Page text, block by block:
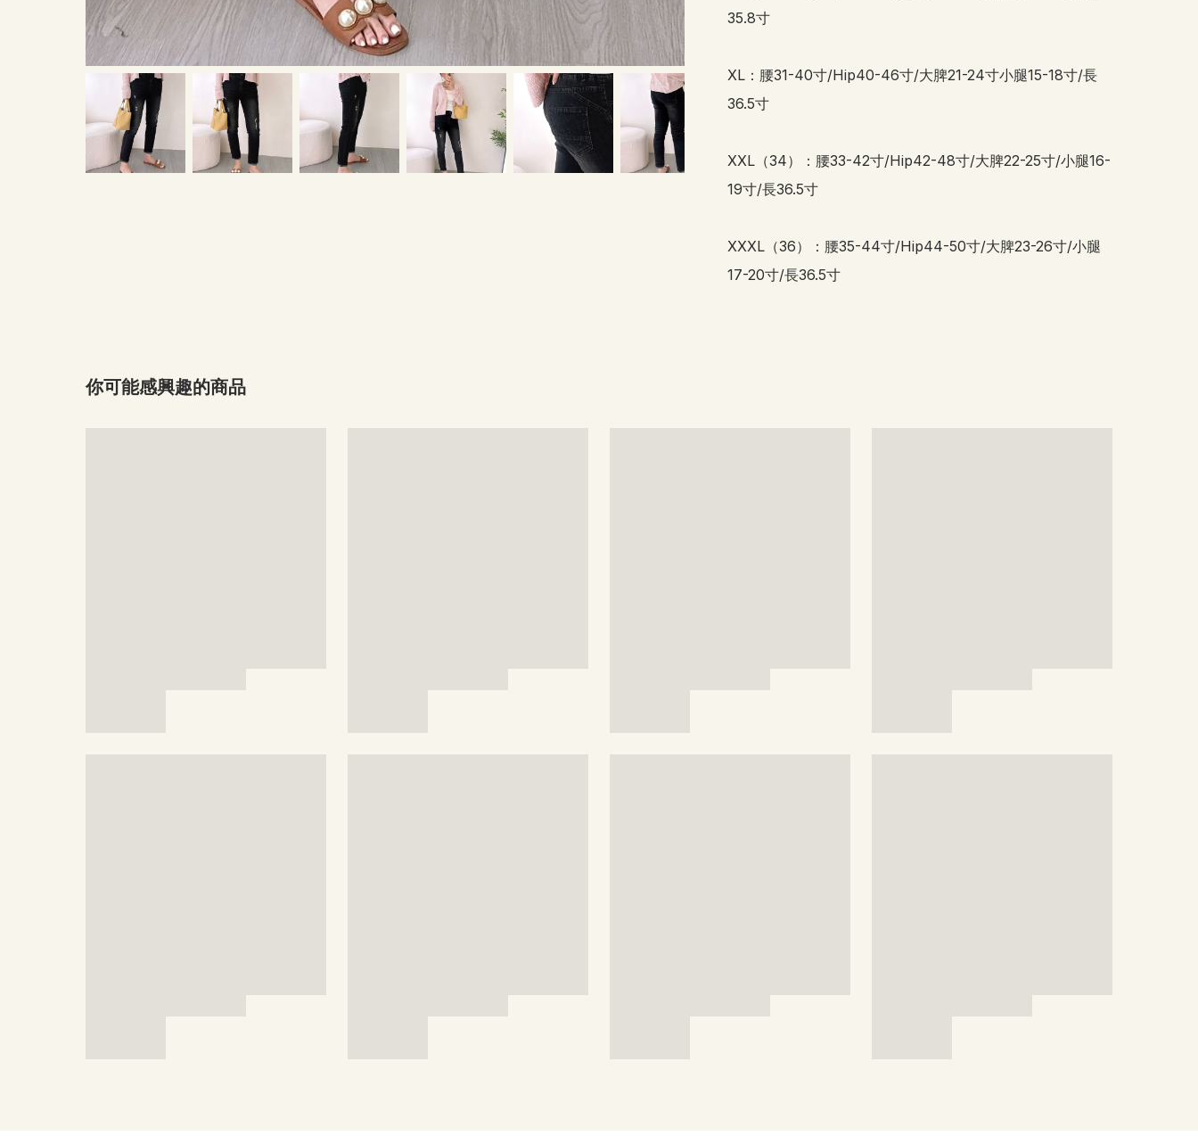
35.8寸
XL：腰31-40寸/Hip40-46寸/大脾21-24寸小腿15-18寸/長
36.5寸
XXL（34）：腰33-42寸/Hip42-48寸/大脾22-25寸/小腿16-
19寸/長36.5寸
XXXL（36）：腰35-44寸/Hip44-50寸/大脾23-26寸/小腿
17-20寸/長36.5寸
你可能感興趣的商品